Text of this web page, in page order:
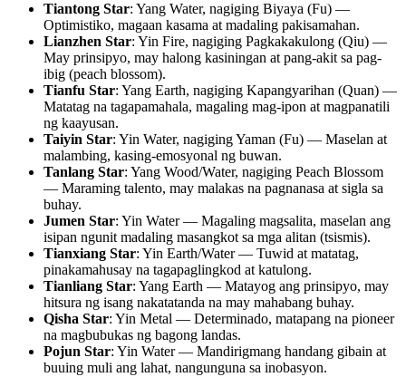
Tiantong Star: Yang Water, nagiging Biyaya (Fu) —
Optimistiko, magaan kasama at madaling pakisamahan.
Lianzhen Star: Yin Fire, nagiging Pagkakakulong (Qiu) —
May prinsipyo, may halong kasiningan at pang-akit sa pag-
ibig (peach blossom).
Tianfu Star: Yang Earth, nagiging Kapangyarihan (Quan) —
Matatag na tagapamahala, magaling mag-ipon at magpanatili
ng kaayusan.
Taiyin Star: Yin Water, nagiging Yaman (Fu) — Maselan at
malambing, kasing-emosyonal ng buwan.
Tanlang Star: Yang Wood/Water, nagiging Peach Blossom
— Maraming talento, may malakas na pagnanasa at sigla sa
buhay.
Jumen Star: Yin Water — Magaling magsalita, maselan ang
isipan ngunit madaling masangkot sa mga alitan (tsismis).
Tianxiang Star: Yin Earth/Water — Tuwid at matatag,
pinakamahusay na tagapaglingkod at katulong.
Tianliang Star: Yang Earth — Matayog ang prinsipyo, may
hitsura ng isang nakatatanda na may mahabang buhay.
Qisha Star: Yin Metal — Determinado, matapang na pioneer
na magbubukas ng bagong landas.
Pojun Star: Yin Water — Mandirigmang handang gibain at
buuing muli ang lahat, nangunguna sa inobasyon.